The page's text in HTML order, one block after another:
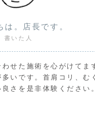
は。店長です。
書いた人
せた施術を心がけてま
いです。首肩コリ、む
さを是非体験ください